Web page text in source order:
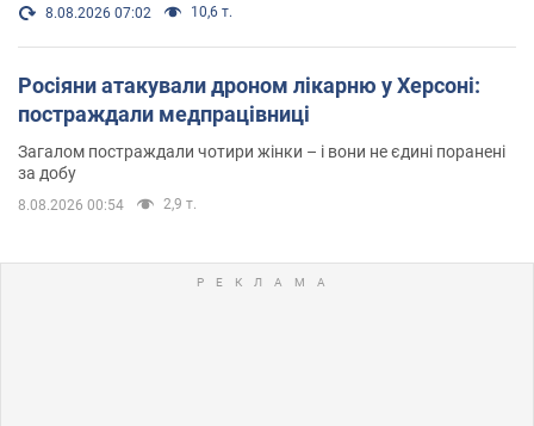
8.08.2026 07:02 10,6 т.
Росіяни атакували дроном лікарню у Херсоні:
постраждали медпрацівниці
Загалом постраждали чотири жінки – і вони не єдині поранені
за добу
8.08.2026 00:54 2,9 т.